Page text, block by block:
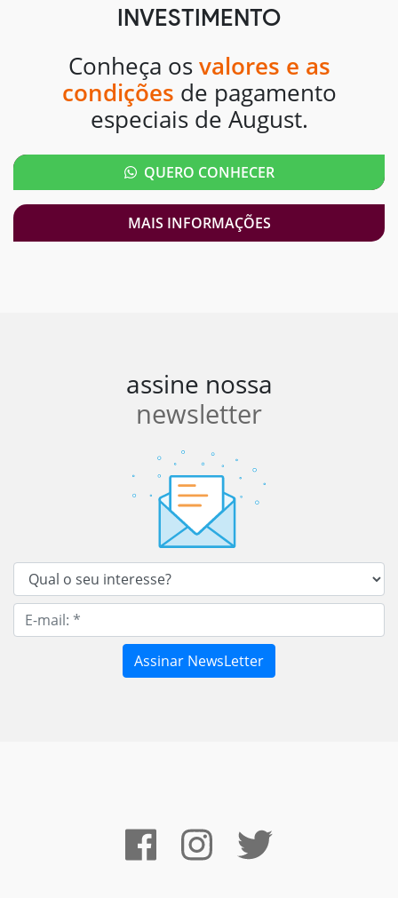
INVESTIMENTO
Conheça os valores e as
condições de pagamento
especiais de August.
QUERO CONHECER
MAIS INFORMAÇÕES
assine nossa
newsletter